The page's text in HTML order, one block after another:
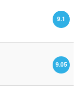
9.1
9.05